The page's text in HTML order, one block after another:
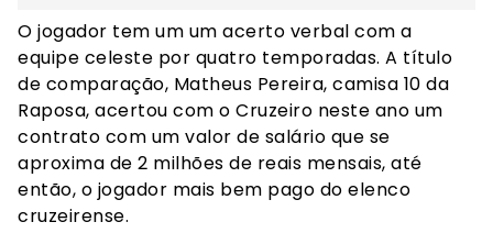
O jogador tem um um acerto verbal com a
equipe celeste por quatro temporadas. A título
de comparação, Matheus Pereira, camisa 10 da
Raposa, acertou com o Cruzeiro neste ano um
contrato com um valor de salário que se
aproxima de 2 milhões de reais mensais, até
então, o jogador mais bem pago do elenco
cruzeirense.